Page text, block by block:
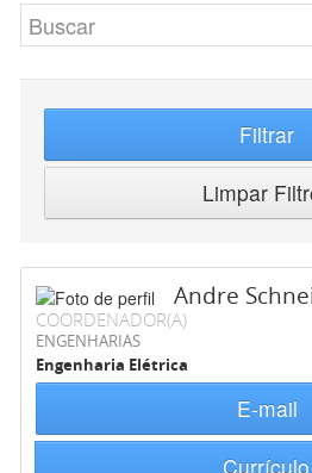
Filtrar
Limpar
Andre
COORDENADOR(A)
ENGENHARIAS
Engenharia Elétrica
E-mail
Currículo